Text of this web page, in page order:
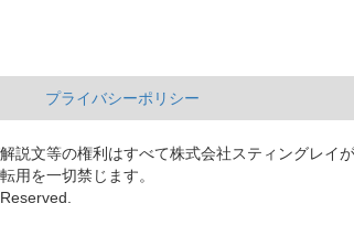
プライバシーポリシー
説文等の権利はすべて株式会社スティングレイが
用を一切禁じます。